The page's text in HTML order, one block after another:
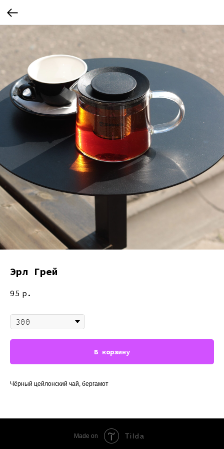
Эрл Грей
95 р.
В корзину
Чёрный цейлонский чай, бергамот
Made on Tilda